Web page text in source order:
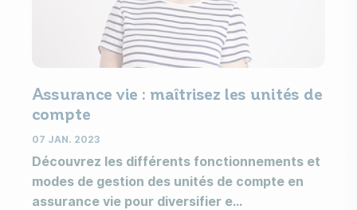
Assurance vie : maîtrisez les unités de
compte
07 JAN. 2023
Découvrez les différents fonctionnements et
modes de gestion des unités de compte en
assurance vie pour diversifier e